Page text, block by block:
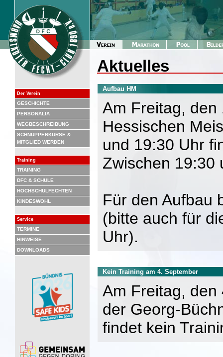
Der Verein
GESCHICHTE
PERSONALIA
WEGBESCHREIBUNG
SCHNUPPERKURSE &
MITGLIED WERDEN
Training
TRAINING
DFC & SCHULE
HOCHSCHULFECHTEN
KINDESWOHL
Service
TERMINE
HINWEISE
DOWNLOADS
Aktuelles
Aufbau HM
Am Freitag,
Hessischen
und 19:30 Uhr
Zwischen 19:30
Für den Aufbau
(bitte auch für
Uhr).
Kein Training am 4. September
Am Freitag, den
der Georg-
findet kein